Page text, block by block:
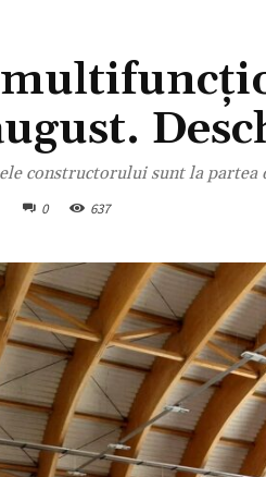
constructorului sunt la partea
0 637